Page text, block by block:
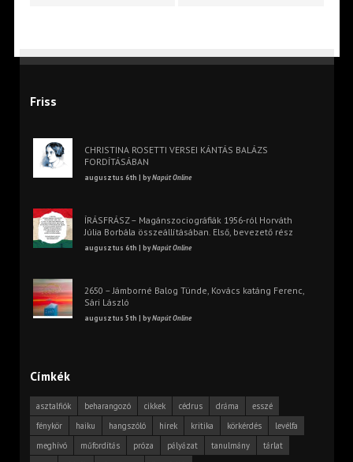
Friss
CHRISTINA ROSETTI VERSEI KÁNTÁS BALÁZS
FORDÍTÁSÁBAN
augusztus 6th | byNapút Online
ÍRÁSFRÁSZ – Magánszociográfiák 1956-ról Horváth
Júlia Borbála összeállításában. Első, bevezető rész
augusztus 6th | byNapút Online
2650 – Jámborné Balog Tünde, Kovács katáng Ferenc,
Sári László
augusztus 5th | byNapút Online
Címkék
asztalfiók beharangozó cikkek cédrus dráma
esszé
fénykör
haiku hangszóló hírek kritika körkérdés
levélfa
meghívó
műfordítás próza pályázat tanulmány
tárlat